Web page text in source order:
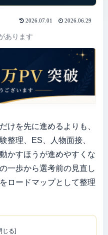
2026.07.01 2026.06.29
あります
けを先に進めるよりも、
整理、ES、人物面接、
かすほうが進めやすくな
一歩から選考前の見直し
ロードマップとして整理